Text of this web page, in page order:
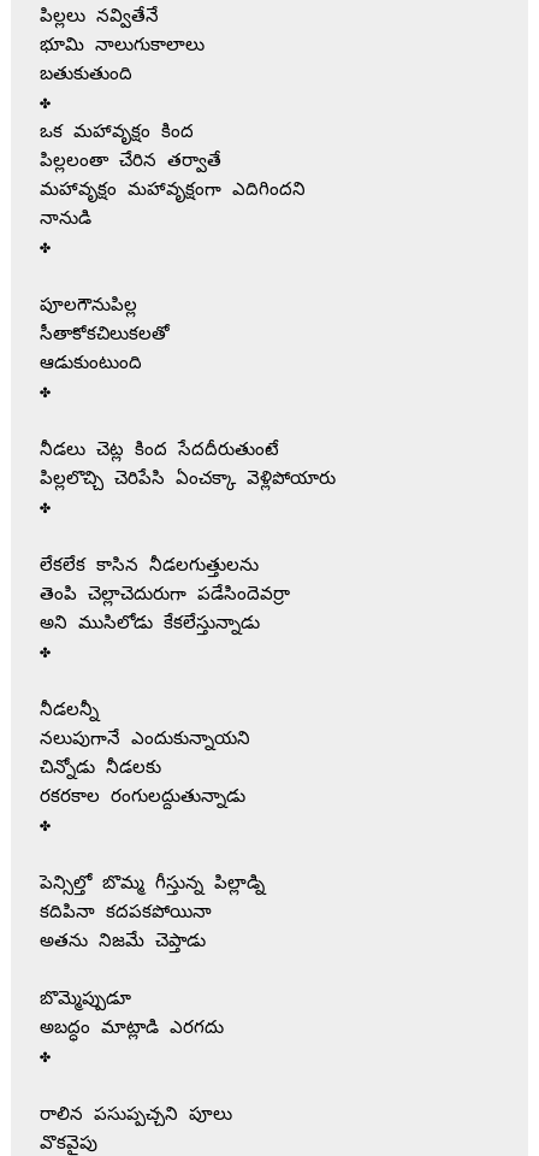
పిల్లలు నవ్వితేనే
భూమి నాలుగుకాలాలు
బతుకుతుంది
✤
ఒక మహావృక్షం కింద
పిల్లలంతా చేరిన తర్వాతే
మహావృక్షం మహావృక్షంగా ఎదిగిందని
నానుడి
✤
పూలగౌనుపిల్ల
సీతాకోకచిలుకలతో
ఆడుకుంటుంది
✤
నీడలు చెట్ల కింద సేదదీరుతుంటే
పిల్లలొచ్చి చెరిపేసి ఏంచక్కా వెళ్లిపోయారు
✤
లేకలేక కాసిన నీడలగుత్తులను
తెంపి చెల్లాచెదురుగా పడేసిందెవర్రా
అని ముసిలోడు కేకలేస్తున్నాడు
✤
నీడలన్నీ
నలుపుగానే ఎందుకున్నాయని
చిన్నోడు నీడలకు
రకరకాల రంగులద్దుతున్నాడు
✤
పెన్సిల్తో బొమ్మ గీస్తున్న పిల్లాడ్ని
కదిపినా కదపకపోయినా
అతను నిజమే చెప్తాడు
బొమ్మెప్పుడూ
అబద్ధం మాట్లాడి ఎరగదు
✤
రాలిన పసుప్పచ్చని పూలు
వొకవైపు